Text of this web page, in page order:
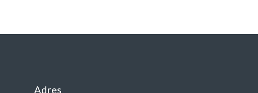
Adres